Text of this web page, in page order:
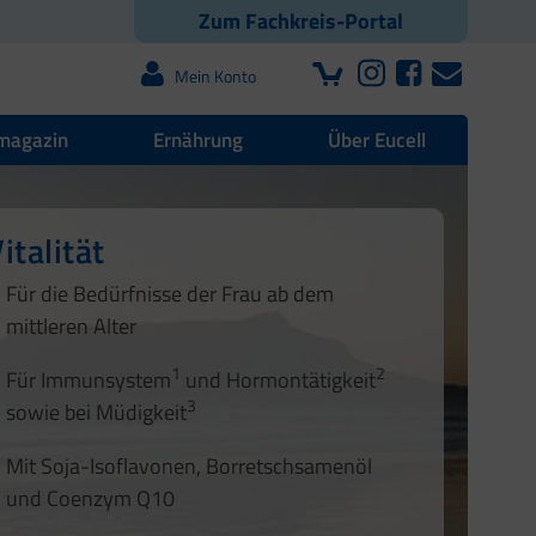
Zum Fachkreis-Portal
Mein Konto
Ernährung Über Eucell
Für die Bedürfnisse der Frau ab dem
mittleren Alter
Für Immunsystem1 und Hormontätigkeit2
sowie bei Müdigkeit3
Mit Soja-Isoflavonen, Borretschsamenöl
und Coenzym Q10